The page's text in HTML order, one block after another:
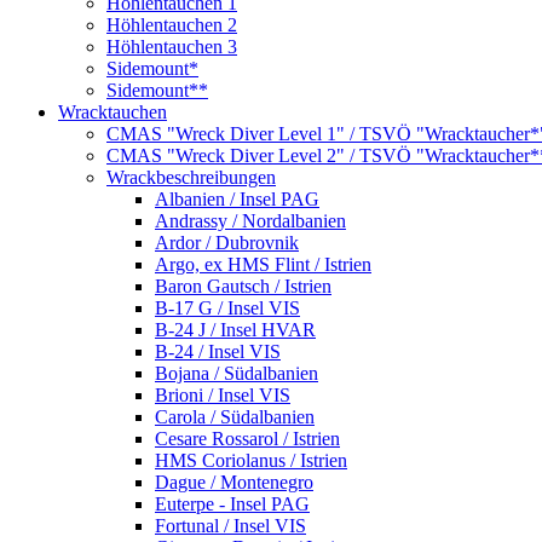
Höhlentauchen 2
Höhlentauchen 3
Sidemount*
Sidemount**
Wracktauchen
CMAS "Wreck Diver Level 1" / TSVÖ
CMAS "Wreck Diver Level 2" / TSVÖ
Wrackbeschreibungen
Albanien / Insel PAG
Andrassy / Nordalbanien
Ardor / Dubrovnik
Argo, ex HMS Flint / Istrien
Baron Gautsch / Istrien
B-17 G / Insel VIS
B-24 J / Insel HVAR
B-24 / Insel VIS
Bojana / Südalbanien
Brioni / Insel VIS
Carola / Südalbanien
Cesare Rossarol / Istrien
HMS Coriolanus / Istrien
Dague / Montenegro
Euterpe - Insel PAG
Fortunal / Insel VIS